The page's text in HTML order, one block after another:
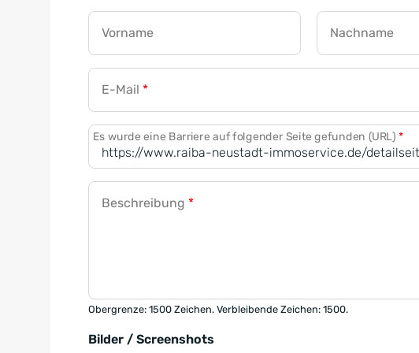
Vorname Nachname
E-Mail *
Es wurde eine Barriere auf folgender Seite gefunden (URL)*
Beschreibung *
Obergrenze: 1500 Zeichen. Verbleibende Zeichen: 1500.
Bilder / Screenshots